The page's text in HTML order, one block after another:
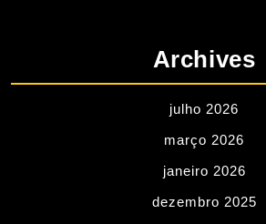
Archives
julho 2026
março 2026
janeiro 2026
dezembro 2025